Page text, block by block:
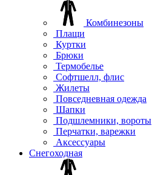
Комбинезоны
Плащи
Куртки
Брюки
Термобелье
Софтшелл, флис
Жилеты
Повседневная одежда
Шапки
Подшлемники, вороты
Перчатки, варежки
Аксессуары
Снегоходная